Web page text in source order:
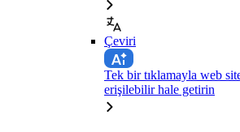
Çeviri
Tek bir tıklamayla web
erişilebilir hale getirin